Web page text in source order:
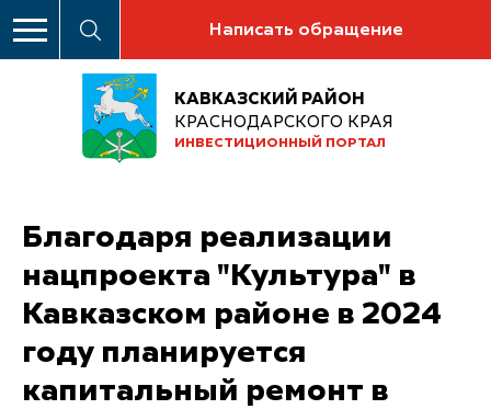
Написать обращение
КАВКАЗСКИЙ РАЙОН
КРАСНОДАРСКОГО КРАЯ
ИНВЕСТИЦИОННЫЙ ПОРТАЛ
Благодаря реализации
нацпроекта "Культура" в
Кавказском районе в 2024
году планируется
капитальный ремонт в